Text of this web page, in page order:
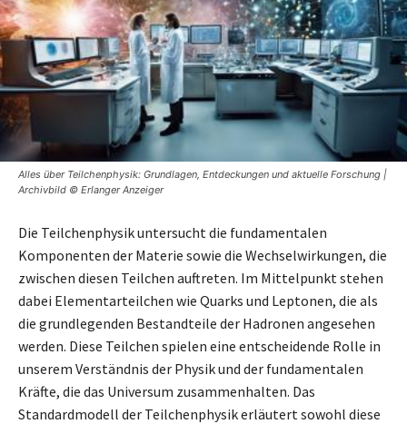
Alles über Teilchenphysik: Grundlagen, Entdeckungen und aktuelle Forschung |
Archivbild © Erlanger Anzeiger
Die Teilchenphysik untersucht die fundamentalen
Komponenten der Materie sowie die Wechselwirkungen, die
zwischen diesen Teilchen auftreten. Im Mittelpunkt stehen
dabei Elementarteilchen wie Quarks und Leptonen, die als
die grundlegenden Bestandteile der Hadronen angesehen
werden. Diese Teilchen spielen eine entscheidende Rolle in
unserem Verständnis der Physik und der fundamentalen
Kräfte, die das Universum zusammenhalten. Das
Standardmodell der Teilchenphysik erläutert sowohl diese